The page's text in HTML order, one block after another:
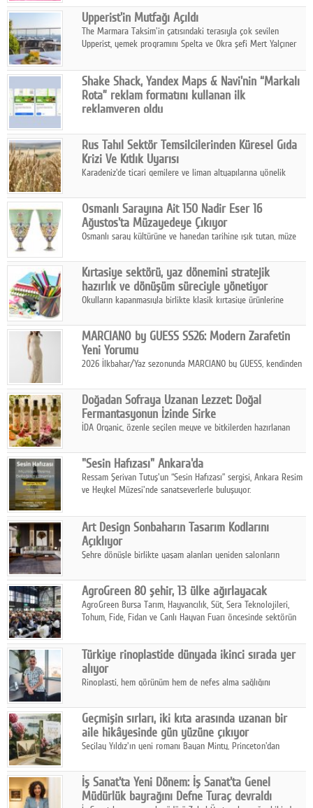
ürünleriyle hem yurt içinde hem de uluslararası pazarlarda
büyümesini sürdürüyor.
Upperist'in Mutfağı Açıldı
The Marmara Taksim'in çatısındaki terasıyla çok sevilen
Upperist, yemek programını Spelta ve Okra şefi Mert Yalçıner
Shake Shack, Yandex Maps & Navi'nin “Markalı
Rota” reklam formatını kullanan ilk
reklamveren oldu
artırmak amacıyla Cereyan Medya ve Yandex Ads iş birliğiyle
Yandex Maps & Navi'nin yeni "Markalı Rota" reklam formatını
kullanan ilk marka oldu.
Rus Tahıl Sektör Temsilcilerinden Küresel Gıda
Krizi Ve Kıtlık Uyarısı
Karadeniz'de ticari gemilere ve liman altyapılarına yönelik
geçirdi.
Osmanlı Sarayına Ait 150 Nadir Eser 16
Ağustos'ta Müzayedeye Çıkıyor
Osmanlı saray kültürüne ve hanedan tarihine ışık tutan, müze
Ağustos'ta Arthill Müzecilik'in düzenleyeceği özel müzayedede
koleksiyonerlerle buluşuyor
Kırtasiye sektörü, yaz dönemini stratejik
hazırlık ve dönüşüm süreciyle yönetiyor
Okulların kapanmasıyla birlikte klasik kırtasiye ürünlerine
sanat ve eğitici aktivite ürünleriyle dinamik bir biçimde
geçiriyor.
MARCIANO by GUESS SS26: Modern Zarafetin
Yeni Yorumu
2026 İlkbahar/Yaz sezonunda MARCIANO by GUESS, kendinden
Doğadan Sofraya Uzanan Lezzet: Doğal
Fermantasyonun İzinde Sirke
İDA Organic, özenle seçilen meyve ve bitkilerden hazırlanan
sofralarına taşıyor.
"Sesin Hafızası" Ankara'da
Ressam Şerivan Tutuş'un “Sesin Hafızası” sergisi, Ankara Resim
ve Heykel Müzesi'nde sanatseverlerle buluşuyor.
Art Design Sonbaharın Tasarım Kodlarını
Açıklıyor
Şehre dönüşle birlikte yaşam alanları yeniden salonların
sonbaharın tasarım kodlarını açıklıyor.
AgroGreen 80 şehir, 13 ülke ağırlayacak
AgroGreen Bursa Tarım, Hayvancılık, Süt, Sera Teknolojileri,
Tohum, Fide, Fidan ve Canlı Hayvan Fuarı öncesinde sektörün
Türkiye rinoplastide dünyada ikinci sırada yer
alıyor
Rinoplasti, hem görünüm hem de nefes alma sağlığını
biri konumunda.
Geçmişin sırları, iki kıta arasında uzanan bir
aile hikâyesinde gün yüzüne çıkıyor
Seçilay Yıldız'ın yeni romanı Bayan Minty, Princeton'dan
katmanlı bir aile hikâyesi anlatıyor.
İş Sanat'ta Yeni Dönem: İş Sanat'ta Genel
Müdürlük bayrağını Defne Turaç devraldı